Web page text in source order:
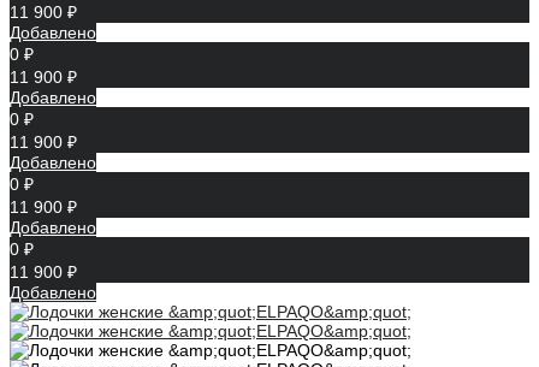
11 900 ₽
Добавлено
0 ₽
11 900 ₽
Добавлено
0 ₽
11 900 ₽
Добавлено
0 ₽
11 900 ₽
Добавлено
0 ₽
11 900 ₽
Добавлено